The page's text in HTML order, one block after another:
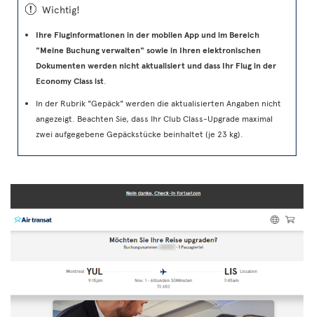
ü Wichtig!
Ihre Fluginformationen in der mobilen App und im Bereich
"Meine Buchung verwalten" sowie in Ihren elektronischen
Dokumenten werden nicht aktualisiert und dass Ihr Flug in der
Economy Class ist
In der Rubrik "Gepäck" werden die aktualisierten Angaben nicht
angezeigt. Beachten Sie, dass Ihr Club Class-Upgrade maximal
zwei aufgegebene Gepäckstücke beinhaltet (je 23 kg).